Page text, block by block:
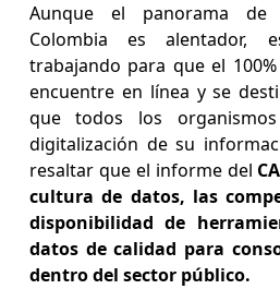
Aunque el panorama de
Colombia es alentador,
trabajando para que el
encuentre en línea y se
que todos los
digitalización de su
resaltar que el informe del
cultura de datos, las
disponibilidad de
datos de calidad para
dentro del sector público.